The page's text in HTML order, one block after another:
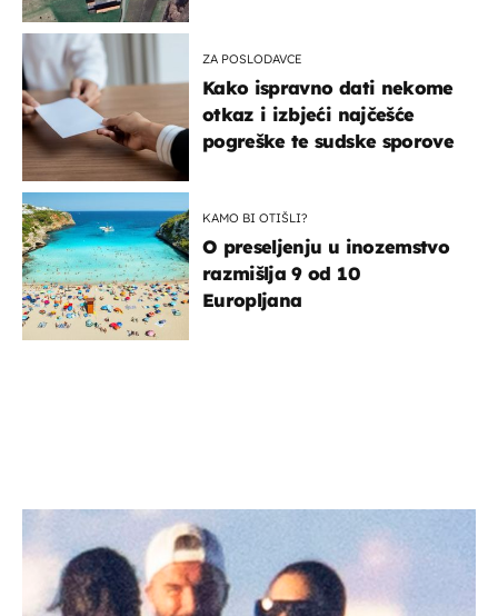
ZA POSLODAVCE
Kako ispravno dati nekome
otkaz i izbjeći najčešće
pogreške te sudske sporove
KAMO BI OTIŠLI?
O preseljenju u inozemstvo
razmišlja 9 od 10
Europljana